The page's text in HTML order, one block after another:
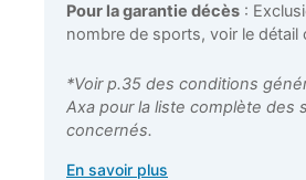
Pour la garantie décès :
nombre de sports, voir le détail
*Voir p.35 des conditions
Axa pour la liste complète des
concernés.
En savoir plus